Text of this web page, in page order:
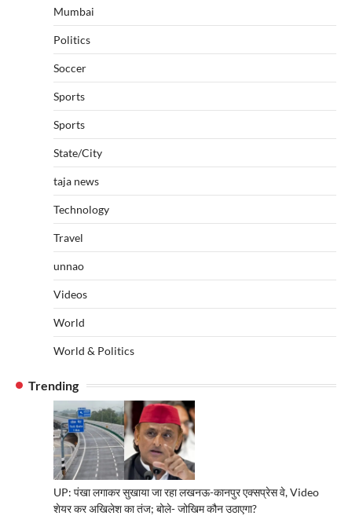
Mumbai
Politics
Soccer
Sports
Sports
State/City
taja news
Technology
Travel
unnao
Videos
World
World & Politics
Trending
UP: पंखा लगाकर सुखाया जा रहा लखनऊ-कानपुर एक्सप्रेस वे, Video
शेयर कर अखिलेश का तंज; बोले- जोखिम कौन उठाएगा?